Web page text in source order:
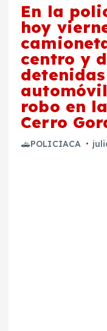
En la
hoy
centro y
robo en
Cerro
POLICIACA